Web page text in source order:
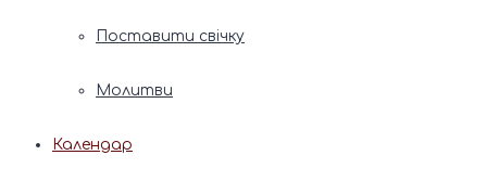
Поставити свічку
Молитви
Календар